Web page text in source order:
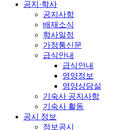
공지·학사
공지사항
배재소식
학사일정
가정통신문
급식안내
급식안내
영양정보
영양상담실
기숙사 공지사항
기숙사 활동
공시 정보
정보공시